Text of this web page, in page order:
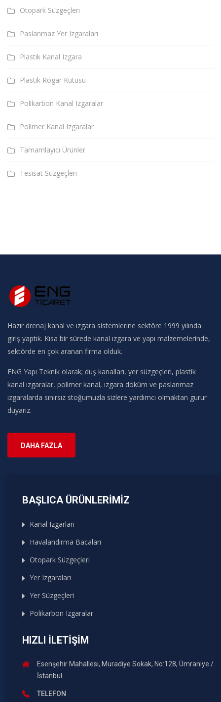
Otopark Süzgeçleri
Paslanmaz Yer Izgaraları
Plastik Kanal Izgara
Plastik Rögar Kutusu
Polikarbon Kanal Izgaralar
Polimer Kanal Izgaralar
Tamamlayıcı Ürünler
Tesisat Süzgeçleri
Hazır drenaj kanal ve ızgara sistemlerine sektöre 1999 yılında
giriş yaptık. Kısa bir sürede kanal ızgara ve yapı malzemelerinde,
sektörde en çok aranan firma olduk.
ENG Yapı Teknik olarak; duş kanalları, yer süzgeçleri, plastik
kanal ızgaralar, polimer kanal, ızgara döküm ve paslanmaz
ızgaralarda sınırsız stoğumuzla sizlere yardımcı olmaktan gurur
duyarız.
DAHA FAZLA
BAŞLICA ÜRÜNLERIMIZ
Kanal Izgarları
Havalandırma Bacaları
Otopark Süzgeçleri
Yer Izgaraları
Yer Süzgeçleri
Polikarbon Izgaralar
HIZLI İLETIŞIM
Esenşehir Mahallesi, Muradiye Sokak, No:128, Ümraniye /
İstanbul
TELEFON